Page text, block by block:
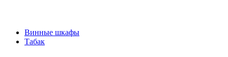
Винные шкафы
Табак